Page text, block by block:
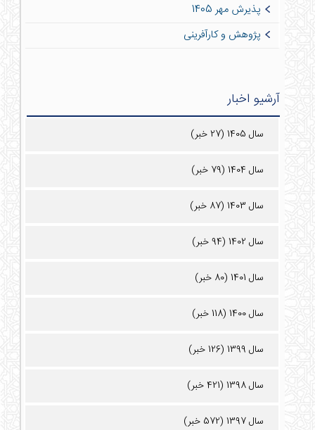
پذیرش مهر 1405
پژوهش و کارآفرینی
آرشیو اخبار
سال 1405 (27 خبر)
سال 1404 (79 خبر)
سال 1403 (87 خبر)
سال 1402 (94 خبر)
سال 1401 (80 خبر)
سال 1400 (118 خبر)
سال 1399 (126 خبر)
سال 1398 (421 خبر)
سال 1397 (572 خبر)